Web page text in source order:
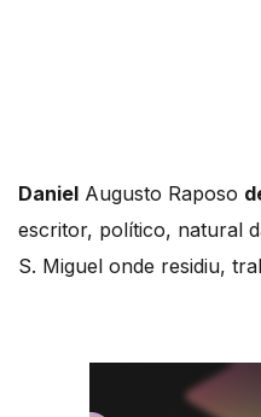
Daniel Augusto Raposo
escritor, político, natural
S. Miguel onde residiu,